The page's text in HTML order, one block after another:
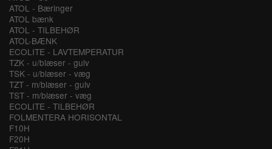
ATOL - Bæringer
ATOL bænk
ATOL - TILBEHØR
ATOL-BÆNK
ECOLITE - LAVTEMPERATUR
TZK - u/blæser - gulv
TSK - u/blæser - væg
TZT - m/blæser - gulv
TST - m/blæser - væg
ECOLITE - TILBEHØR
FOLMENTERA HORISONTAL
F10H
F20H